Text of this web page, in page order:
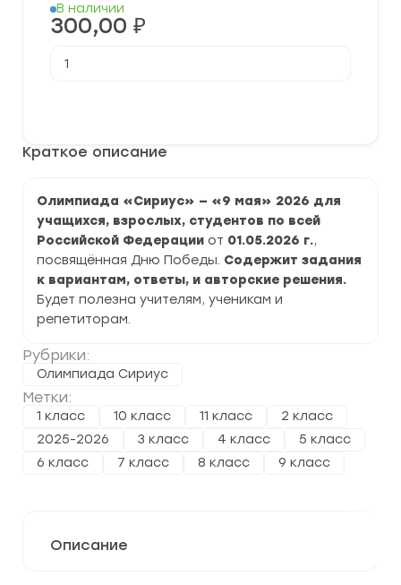
Краткое описание
Олимпиада «Сириус» — «9 мая» 2026 для
учащихся, взрослых, студентов по всей
Российской Федерации от 01.05.2026 г.,
посвящённая Дню Победы. Содержит задания
к вариантам, ответы, и авторские решения.
Будет полезна учителям, ученикам и
репетиторам.
Рубрики:
Олимпиада Сириус
Метки:
1 класс 10 класс 11 класс
2 класс
2025-2026
3 класс 4 класс
5 класс
6 класс
7 класс 8 класс 9 класс
В наличии
300,00 ₽
товара
9
задания
и
ответы
Описание